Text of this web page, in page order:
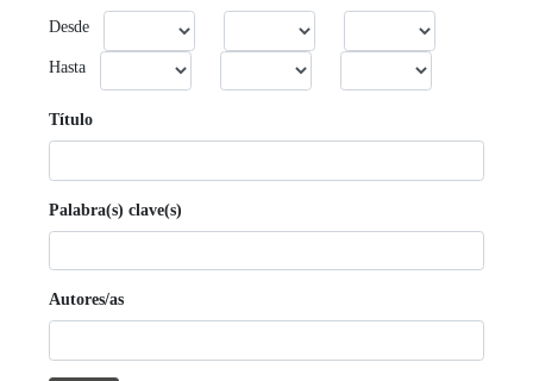
Desde
Hasta
Título
Palabra(s) clave(s)
Autores/as